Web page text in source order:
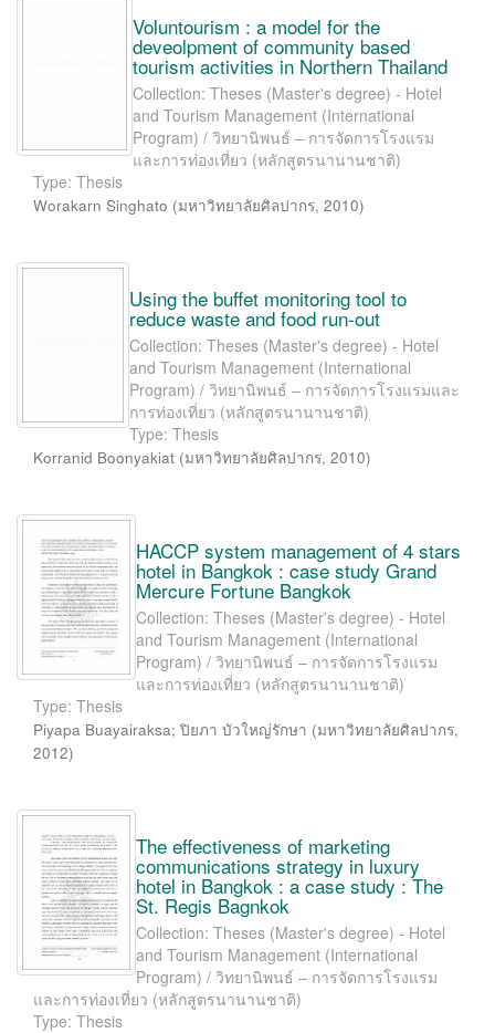
Voluntourism : a model for the
deveolpment of community based
tourism activities in Northern Thailand
Collection: Theses (Master's degree) - Hotel
and Tourism Management (International
Program) / วิทยานิพนธ์ – การจัดการโรงแรม
และการท่องเที่ยว (หลักสูตรนานานชาติ)
Type: Thesis
Worakarn Singhato (มหาวิทยาลัยศิลปากร, 2010)
Using the buffet monitoring tool to
reduce waste and food run-out
Collection: Theses (Master's degree) - Hotel
and Tourism Management (International
Program) / วิทยานิพนธ์ – การจัดการโรงแรมและ
การท่องเที่ยว (หลักสูตรนานานชาติ)
Type: Thesis
Korranid Boonyakiat (มหาวิทยาลัยศิลปากร, 2010)
HACCP system management of 4 stars
hotel in Bangkok : case study Grand
Mercure Fortune Bangkok
Collection: Theses (Master's degree) - Hotel
and Tourism Management (International
Program) / วิทยานิพนธ์ – การจัดการโรงแรม
และการท่องเที่ยว (หลักสูตรนานานชาติ)
Type: Thesis
Piyapa Buayairaksa; ปิยภา บัวใหญ่รักษา (มหาวิทยาลัยศิลปากร,
2012)
The effectiveness of marketing
communications strategy in luxury
hotel in Bangkok : a case study : The
St. Regis Bagnkok
Collection: Theses (Master's degree) - Hotel
and Tourism Management (International
Program) / วิทยานิพนธ์ – การจัดการโรงแรม
และการท่องเที่ยว (หลักสูตรนานานชาติ)
Type: Thesis